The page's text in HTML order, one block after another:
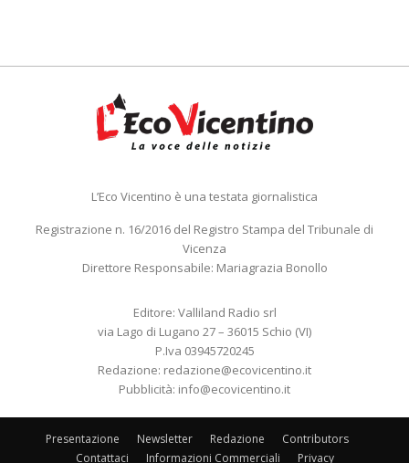
L’Eco Vicentino è una testata giornalistica
Registrazione n. 16/2016 del Registro Stampa del Tribunale di
Vicenza
Direttore Responsabile: Mariagrazia Bonollo
Editore: Valliland Radio srl
via Lago di Lugano 27 – 36015 Schio (VI)
P.Iva 03945720245
Redazione: redazione@ecovicentino.it
Pubblicità: info@ecovicentino.it
Presentazione Newsletter Redazione
Contributors
Contattaci
Informazioni Commerciali Privacy